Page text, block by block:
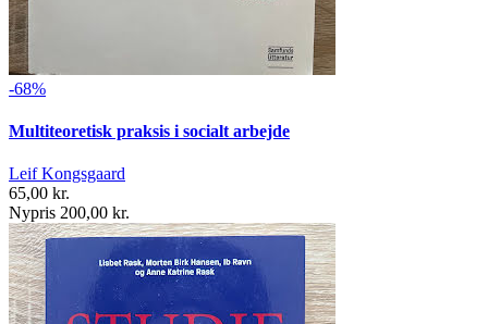
-68%
Multiteoretisk praksis i socialt arbejde
Leif Kongsgaard
65,00 kr.
Nypris 200,00 kr.